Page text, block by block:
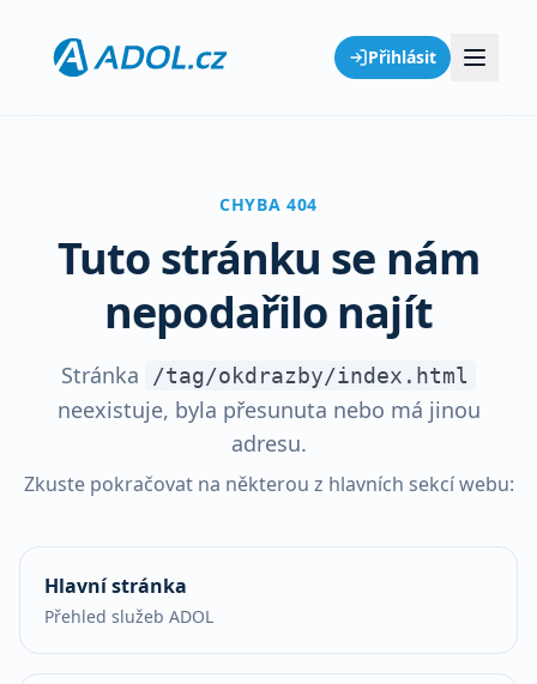
Přihlásit
CHYBA 404
Tuto stránku se nám
nepodařilo najít
Stránka /tag/okdrazby/index.html
neexistuje, byla přesunuta nebo má jinou
adresu.
Zkuste pokračovat na některou z hlavních sekcí webu:
Hlavní stránka
Přehled služeb ADOL